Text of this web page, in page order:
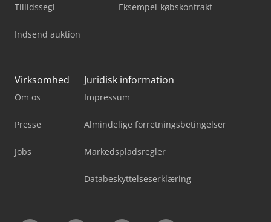
Tillidssegl
Indsend auktion
Eksempel-købskontrakt
Virksomhed
Om os
Presse
Jobs
Juridisk information
Impressum
Almindelige forretningsbetingelser
Markedspladsregler
Databeskyttelseserklæring